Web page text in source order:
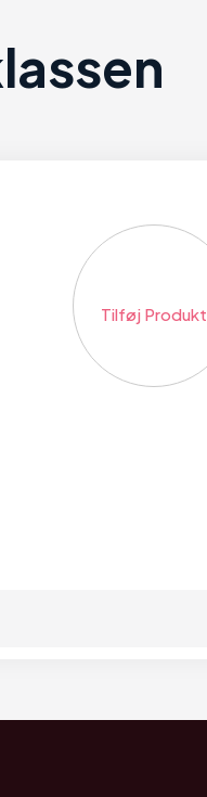
Tilføj Produkt